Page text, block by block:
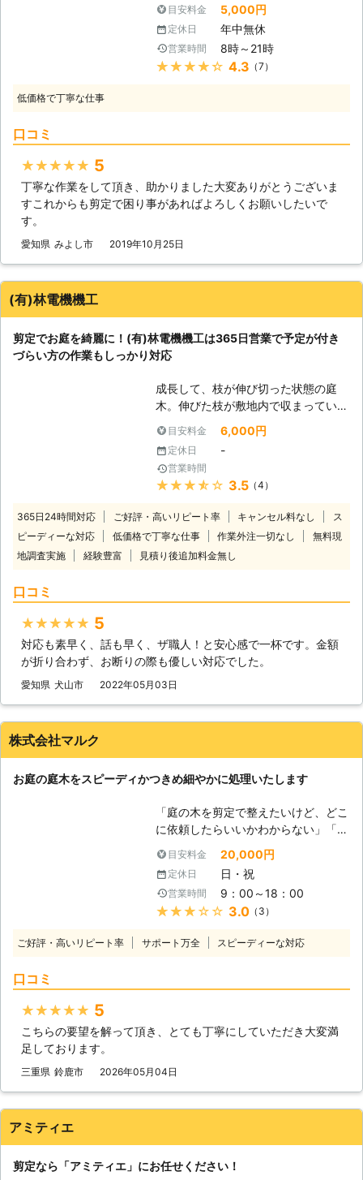
のほかに、木の消毒作業も承っていま
す。病害虫は私たちにも被害を与える
ことがありますので、あらかじめ予防
しておきたいですよね。木と私たちの
ていますので、お気軽にお問合せくだ
せていただきます。 「仕事が忙しく
て、なかなか昼間は対応できない」
「他の業者に断られてしまったけどな
んとかしてほしい」「たくさん庭木が
あるので費用の相談をほしい」など、
客様に優しくをモットーにまとめてお
ことで知られております。もちろん一
般的な伐採も行っており、そちらも好
評を得ております。こうした木に関わ
る作業をやっているため、伐採以外の
どの問題がありましたら、ぜひ木楽社
にお問い合わせ下さい。すぐに対応
【剪定の利点】 もし木の枝をそのま
りませんし、風通しが悪くなるとその
環境を好む害虫が発生してしまいま
除しないといけないことです。剪定と
はこうした木の問題を防ぐためのもの
であり、大切な健康管理なのです。だ
からこそ確かな技術を持つ業者に任せ
ないといけません。木楽社は十分その
技術があるので、信頼してご依頼いた
だければ木の健康を良くいたします。
目安料金 5,000円
定休日 年中無休
営業時間 8時～21時
★★★★★ 4.3 （7）
低価格で丁寧な仕事
口コミ
★★★★★ 5
丁寧な作業をして頂き、助かりました大変ありがとうございま
すこれからも剪定で困り事があればよろしくお願いしたいで
す。
愛知県 みよし市 2019年10月25日
(有)林電機機工
剪定でお庭を綺麗に！(有)林電機機工は365日営業で予定が付き
づらい方の作業もしっかり対応
成長して、枝が伸び切った状態の庭
木。伸びた枝が敷地内で収まっている
のであれば良いのですが、近隣のお庭
に及んでいると苦情の原因に繋がるか
もしれません。また枝が整理されてい
ない庭木は見た目もよろしくなく、無
造作な印象を与えてしまいます。 も
し枝の伸びすぎでお困りでしたら
「(有)林電機機工」に木の形を整え
る、剪定をおまかせしませんか。剪定
は大変技術の要る作業で、素人の方が
予定が合わせづらいというお客様に寄
り添います お客様の中には業者との
予定が合わずに、作業日が決められな
つまでも決められないですよね。 し
社は365日で営業をしております。予
約の状況にもよりますが、お客様が希
望されるお日にちにできるかぎり寄り
添わせていただきますので、一度ご相
談くださいませ。 ●幅広いお庭の作
業に対応します！ お客様は庭木の伸
びすぎ以外にもお困りのことはないで
しょうか。例えばお庭の草が伸びすぎ
て、庭の景観を悪くしてしまってい
草を処分することが可能です。またほ
で、庭木の手入れが大変という方もぜ
く付き合っていくためにも「(有)林電
目安料金 6,000円
定休日 -
営業時間
★★★★★ 3.5（4）
365日24時間対応 ご好評・高いリピート率 キャンセル料なし
ス
ピーディーな対応
低価格で丁寧な仕事 作業外注一切なし
無料現
地調査実施
経験豊富 見積り後追加料金無し
口コミ
★★★★★ 5
対応も素早く、話も早く、ザ職人！と安心感で一杯です。金額
が折り合わず、お断りの際も優しい対応でした。
愛知県 犬山市 2022年05月03日
株式会社マルク
お庭の庭木をスピーディかつきめ細やかに処理いたします
「庭の木を剪定で整えたいけど、どこ
に依頼したらいいかわからない」「こ
の業者は要望を聞いて施工してくれる
のか」「剪定や伐採を柔軟に対応して
くれる業者を探している」このような
ことでお悩みのお客様はいらっしゃい
ますか。 弊社「株式会社マルク」は
のサービスでお客様のご要望を確かな
がりを迅速・丁寧にご提供いたしま
ィーかつきめ細やかな対応を心掛けて
目安料金 20,000円
定休日 日・祝
営業時間 9：00～18：00
★★★★★ 3.0（3）
ご好評・高いリピート率 サポート万全 スピーディーな対応
口コミ
★★★★★ 5
こちらの要望を解って頂き、とても丁寧にしていただき大変満
足しております。
三重県 鈴鹿市 2026年05月04日
アミティエ
剪定なら「アミティエ」にお任せください！